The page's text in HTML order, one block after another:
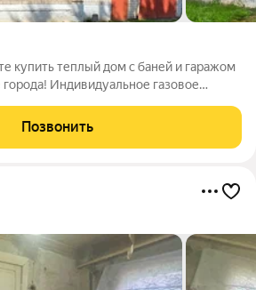
купить теплый дом с баней и гаражом
Индивидуальное газовое
Пластиковые окна, спутниковое ТВ и
Позвонить